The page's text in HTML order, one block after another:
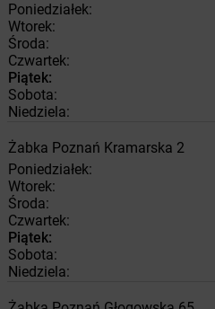
Poniedziałek:
Wtorek:
Środa:
Czwartek:
Piątek:
Sobota:
Niedziela:
Żabka Poznań Kramarska 2
Poniedziałek:
Wtorek:
Środa:
Czwartek:
Piątek:
Sobota:
Niedziela: